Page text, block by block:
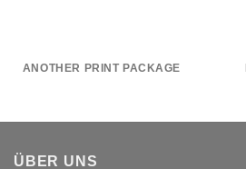
ANOTHER PRINT PACKAGE
ÜBER UNS